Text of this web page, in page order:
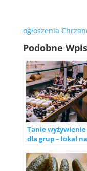
ogłoszenia
Podobne
Tanie wyżywienie
dla grup – lokal na
Warszawa